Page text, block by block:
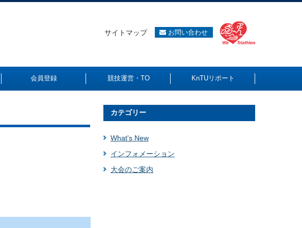
サイトマップ お問い合わせ
会員登録 競技運営・TO KnTUリポート
カテゴリー
What's New
インフォメーション
大会のご案内